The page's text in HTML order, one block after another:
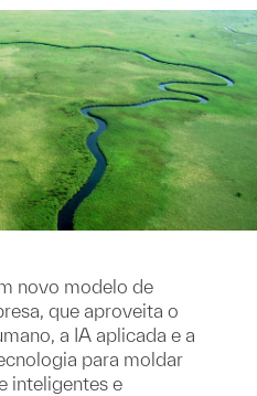
novo modelo de
que aproveita o
a IA aplicada e a
para moldar
inteligentes e